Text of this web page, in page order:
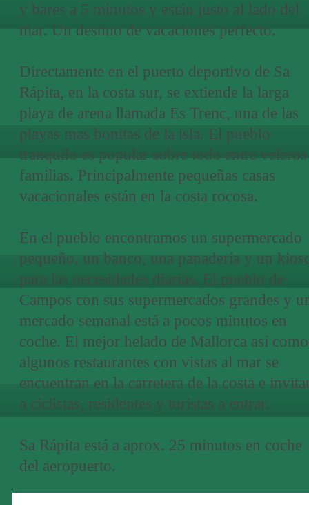
y bares a 5 minutos y están justo al lado del
mar. Un destino de vacaciones perfecto.
Directamente en el puerto deportivo de Sa
Rápita, en la costa sur, se extiende la larga
playa de arena llamada Es Trenc, una de las
playas mas bonitas de la isla. El pueblo
tranquilo es popular sobre todo entre
familias. Principalmente pequeñas casas
vacacionales están en la costa rocosa.
En el pueblo encontramos un supermercado
pequeño, un banco, una panadería y un
para las necesidades diarias. El pueblo de
Campos con sus supermercados grandes y
mercado semanal está a pocos minutos en
coche. El mejor helado de Mallorca así como
algunos restaurantes con vistas al mar se
encuentran en la carretera de la costa e
a ciclistas, residentes y turistas a entrar.
Sa Rápita está a aprox. 25 minutos en coche
del aeropuerto.